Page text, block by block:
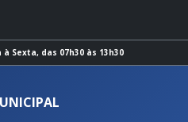
à Sexta, das 07h30 às 13h30